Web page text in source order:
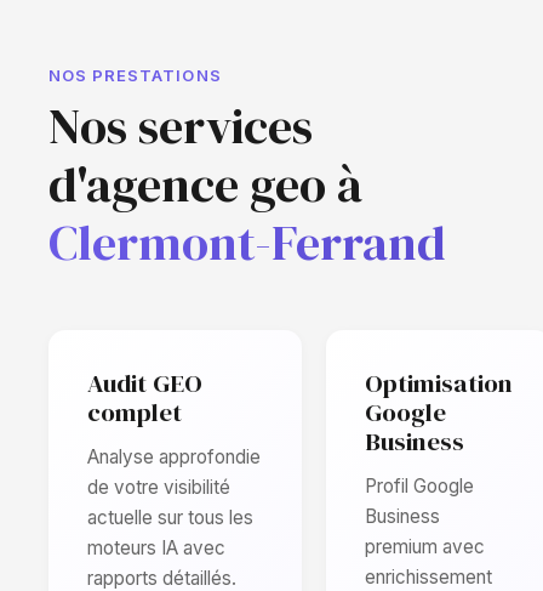
NOS PRESTATIONS
Nos services
d'agence geo à
Clermont-Ferrand
Audit GEO
complet
Analyse approfondie
de votre visibilité
actuelle sur tous les
moteurs IA avec
rapports détaillés.
Optimisation
Google
Business
Profil Google
Business
premium avec
enrichissement